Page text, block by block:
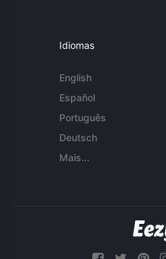
Idiomas
English
Español
Português
Deutsch
Mais...